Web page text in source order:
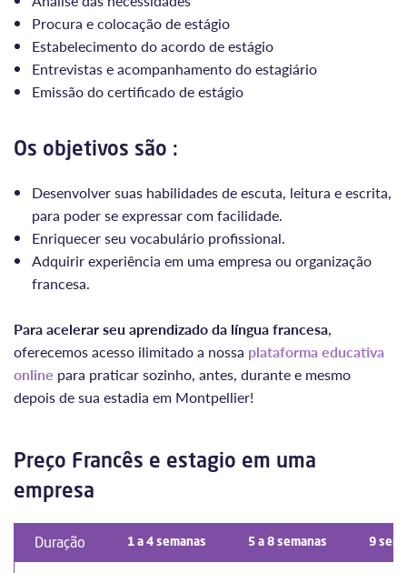
Procura e colocação de estágio
Estabelecimento do acordo de estágio
Entrevistas e acompanhamento do estagiário
Emissão do certificado de estágio
Os objetivos são :
Desenvolver suas habilidades de escuta, leitura e escrita,
para poder se expressar com facilidade.
Enriquecer seu vocabulário profissional.
Adquirir experiência em uma empresa ou organização
francesa.
Para acelerar seu aprendizado da língua francesa,
oferecemos acesso ilimitado a nossa plataforma educativa
online para praticar sozinho, antes, durante e mesmo
depois de sua estadia em Montpellier!
Preço Francês e estagio em uma
empresa
Duração 1 a 4 semanas 5 a 8 semanas 9